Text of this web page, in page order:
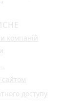
компаній
доступу